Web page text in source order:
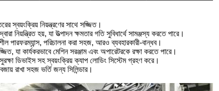
স্বয়ংক্রিয় নিয়ন্ত্রণের সাথে সজ্জিত।
নিয়ন্ত্রিত হয়, যা উত্পাদন ক্ষমতার গতি সুবিধার্থে সামঞ্জস্য করতে পারে।
পারফরম্যান্স, পরিচালনা করা সহজ, আরও ব্যবহারকারী-বান্ধব।
যা কার্যকরভাবে মেশিন সরঞ্জাম এবং অপারেটরকে রক্ষা করতে পারে।
ডিভাইস সহ স্বয়ংক্রিয় ক্যাপ লোডিং সিস্টেম গ্রহণ করে।
রাখা সহজ ভর্তি জন্য সিলিন্ডার।